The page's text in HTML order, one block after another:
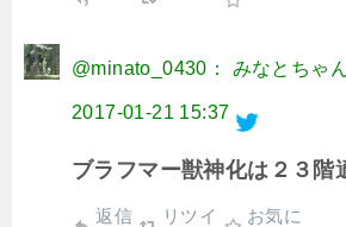
@minato_0430： みなとちゃ
2017-01-21 15:37
ブラフマー獣神化は２３階
返信 リツイ お気に